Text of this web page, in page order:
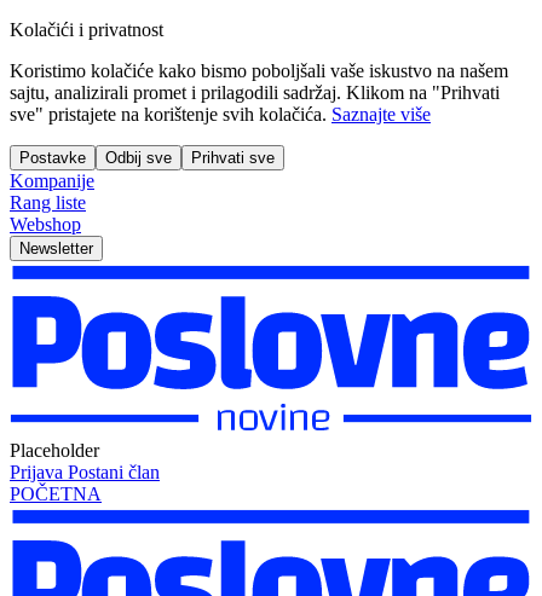
Kolačići i privatnost
Koristimo kolačiće kako bismo poboljšali vaše iskustvo na našem
sajtu, analizirali promet i prilagodili sadržaj. Klikom na "Prihvati
sve" pristajete na korištenje svih kolačića. Saznajte više
Postavke Odbij sve Prihvati sve
Kompanije
Rang liste
Webshop
Newsletter
Placeholder
Prijava Postani član
POČETNA